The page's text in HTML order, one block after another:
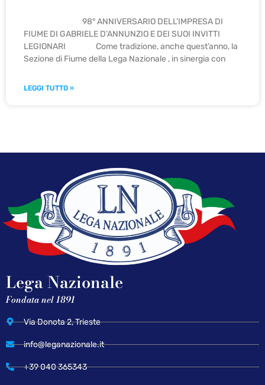
98° ANNIVERSARIO DELL’IMPRESA DI
FIUME DI GABRIELE D’ANNUNZIO E DEI SUOI INVITTI
LEGIONARI Come tradizione, anche quest’anno, la
Sezione di Fiume della Lega Nazionale , in sinergia con
LEGGI TUTTO »
Lega Nazionale
Fondata nel 1891
Via Donota 2, Trieste
info@leganazionale.it
+39 040 365343